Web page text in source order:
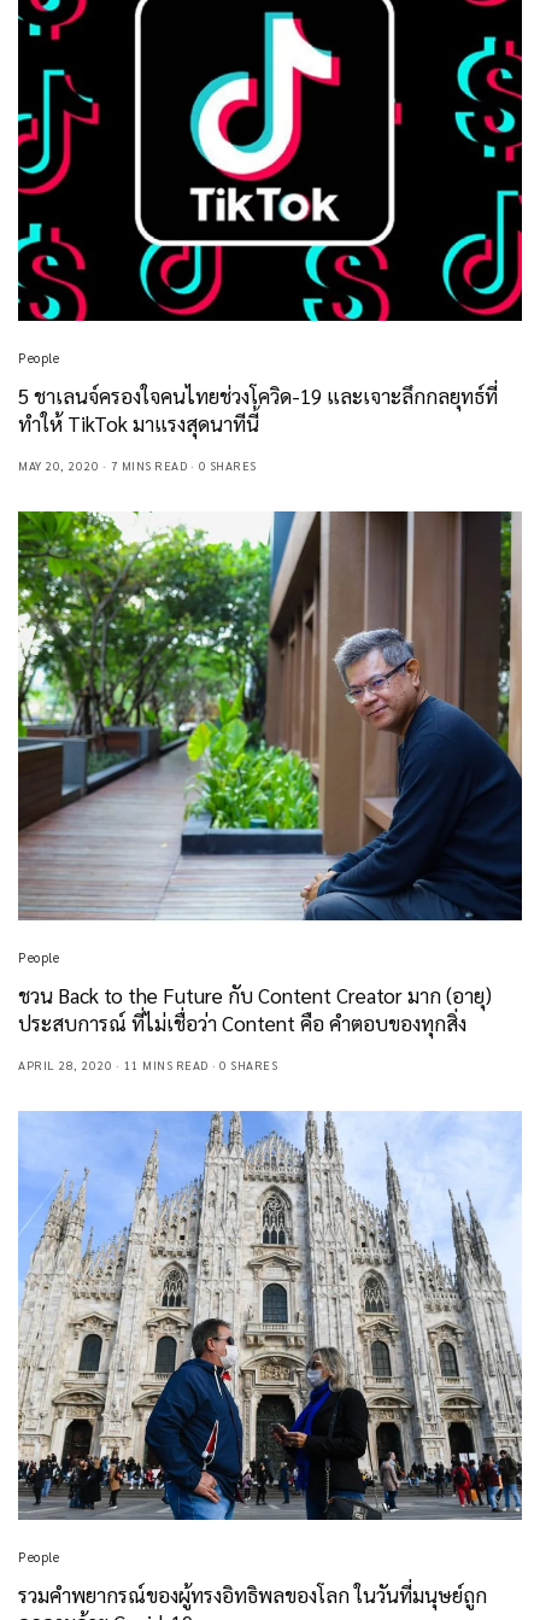
People
5 ชาเลนจ์ครองใจคนไทยช่วงโควิด-19 และเจาะลึกกลยุทธ์ที่
ทำให้ TikTok มาแรงสุดนาทีนี้
MAY 20, 2020 7 MINS READ 0 SHARES
People
ชวน Back to the Future กับ Content Creator มาก (อายุ)
ประสบการณ์ ที่ไม่เชื่อว่า Content คือ คำตอบของทุกสิ่ง
APRIL 28, 2020 11 MINS READ 0 SHARES
People
รวมคำพยากรณ์ของผู้ทรงอิทธิพลของโลก ในวันที่มนุษย์ถูก